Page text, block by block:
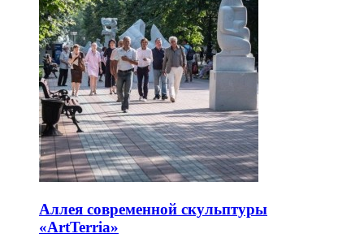
Аллея современной скульптуры
«ArtTerria»